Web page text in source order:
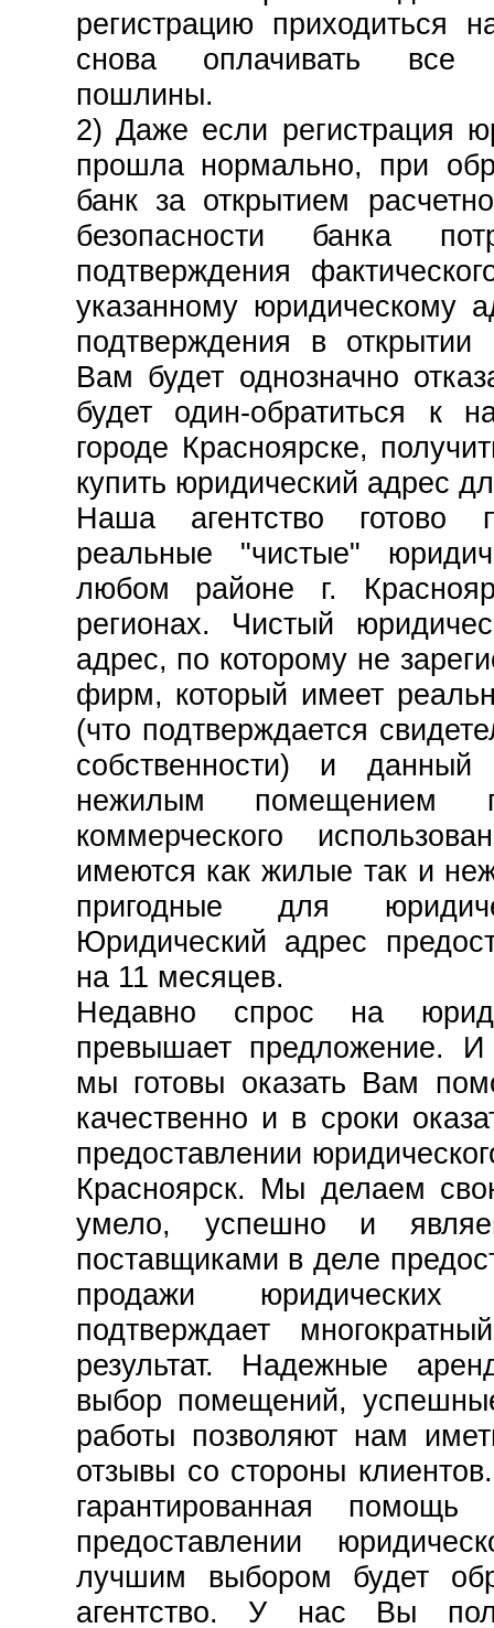
регистрацию приходиться
снова оплачивать все
пошлины.
2) Даже если регистрация
прошла нормально, при
банк за открытием
безопасности банка
подтверждения
указанному юридическому
подтверждения в открытии
Вам будет однозначно
будет один-обратиться к
городе Красноярске,
купить юридический адрес
Наша агентство готово
реальные "чистые"
любом районе г.
регионах. Чистый
адрес, по которому не
фирм, который имеет
(что подтверждается
собственности) и данный
нежилым помещением
коммерческого
имеются как жилые так и
пригодные для
Юридический адрес
на 11 месяцев.
Недавно спрос на
превышает предложение. И
мы готовы оказать Вам
качественно и в сроки
предоставлении
Красноярск. Мы делаем
умело, успешно и
поставщиками в деле
продажи
подтверждает
результат. Надежные
выбор помещений,
работы позволяют нам
отзывы со стороны
гарантированная
предоставлении
лучшим выбором будет
агентство. У нас Вы